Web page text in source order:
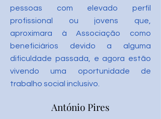
pessoas com elevado perfil
profissional ou jovens que,
aproximara à Associação como
beneficiários devido a alguma
dificuldade passada, e agora estão
vivendo uma oportunidade de
trabalho social inclusivo.
António Pires